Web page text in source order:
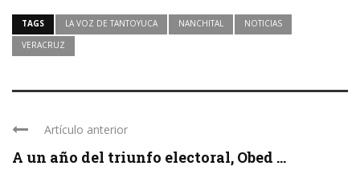
TAGS LA VOZ DE TANTOYUCA NANCHITAL
NOTICIAS
VERACRUZ
Artículo anterior
A un año del triunfo electoral, Obed ...